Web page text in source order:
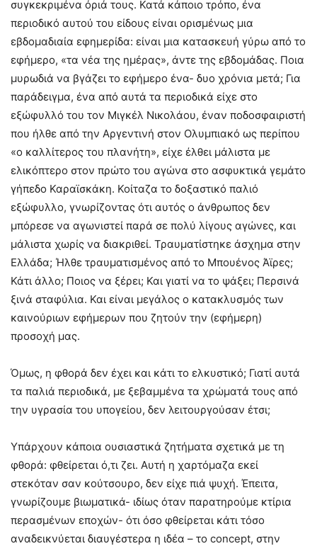
συγκεκριμένα όριά τους. Κατά κάποιο τρόπο, ένα
περιοδικό αυτού του είδους είναι ορισμένως μια
εβδομαδιαία εφημερίδα: είναι μια κατασκευή γύρω από το
εφήμερο, «τα νέα της ημέρας», άντε της εβδομάδας. Ποια
μυρωδιά να βγάζει το εφήμερο ένα- δυο χρόνια μετά; Για
παράδειγμα, ένα από αυτά τα περιοδικά είχε στο
εξώφυλλό του τον Μιγκέλ Νικολάου, έναν ποδοσφαιριστή
που ήλθε από την Αργεντινή στον Ολυμπιακό ως περίπου
«ο καλλίτερος του πλανήτη», είχε έλθει μάλιστα με
ελικόπτερο στον πρώτο του αγώνα στο ασφυκτικά γεμάτο
γήπεδο Καραϊσκάκη. Κοίταζα το δοξαστικό παλιό
εξώφυλλο, γνωρίζοντας ότι αυτός ο άνθρωπος δεν
μπόρεσε να αγωνιστεί παρά σε πολύ λίγους αγώνες, και
μάλιστα χωρίς να διακριθεί. Τραυματίστηκε άσχημα στην
Ελλάδα; Ήλθε τραυματισμένος από το Μπουένος Άϊρες;
Κάτι άλλο; Ποιος να ξέρει; Και γιατί να το ψάξει; Περσινά
ξινά σταφύλια. Και είναι μεγάλος ο κατακλυσμός των
καινούριων εφήμερων που ζητούν την (εφήμερη)
προσοχή μας.
Όμως, η φθορά δεν έχει και κάτι το ελκυστικό; Γιατί αυτά
τα παλιά περιοδικά, με ξεβαμμένα τα χρώματά τους από
την υγρασία του υπογείου, δεν λειτουργούσαν έτσι;
Υπάρχουν κάποια ουσιαστικά ζητήματα σχετικά με τη
φθορά: φθείρεται ό,τι ζει. Αυτή η χαρτόμαζα εκεί
στεκόταν σαν κούτσουρο, δεν είχε πιά ψυχή. Έπειτα,
γνωρίζουμε βιωματικά- ιδίως όταν παρατηρούμε κτίρια
περασμένων εποχών- ότι όσο φθείρεται κάτι τόσο
αναδεικνύεται διαυγέστερα η ιδέα – το concept, στην